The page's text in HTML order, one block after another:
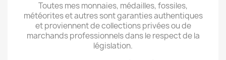
Toutes mes monnaies, médailles, fossiles,
météorites et autres sont garanties authentiques
et proviennent de collections privées ou de
marchands professionnels dans le respect de la
législation.